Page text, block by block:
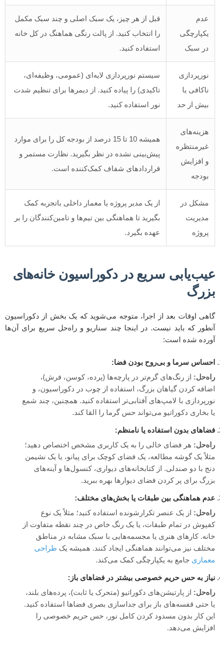
عدم
یکپارچگی
در سبک
قبل از هر چیز، یک سبک اصلی و چند سبک مکمل
را انتخاب کنید. از پالت رنگی هماهنگ در کل خانه
استفاده کنید.
نورپردازی
ناکافی یا
بیش از حد
سیستم نورپردازی لایه‌ای (عمومی، وظیفه‌ای،
تاکیدی) را پیاده کنید. از دیمرها برای تنظیم شدت
نور استفاده کنید.
هزینه‌های
غیرمنتظره
و افزایش
بودجه
همیشه 10 تا 15 درصد از بودجه کل را برای موارد
پیش‌بینی نشده در نظر بگیرید. نظارت مستمر و
قراردادهای شفاف کمک‌کننده است.
مشکل در
مدیریت
پروژه
از یک مدیر پروژه یا معمار داخلی باتجربه کمک
بگیرید تا هماهنگی بین تیم‌ها و تامین‌کنندگان را بر
عهده بگیرد.
عیب‌یابی سریع در دکوراسیون خانه‌های
بزرگ
گاهی اوقات بعد از اجرا، متوجه می‌شوید که یک بخش از دکوراسیون
آنطور که باید نیست. در اینجا چند سناریو و راه‌حل سریع برای آن‌ها
آورده شده است:
احساس سرما و بی‌روح بودن فضا:
راه‌حل: از رنگ‌های گرم‌تر در پارچه‌ها (پرده، کوسن، فرش)،
اضافه کردن گیاهان بزرگ، استفاده از چوب در دکوراسیون، و
نورپردازی با لامپ‌های آفتابی‌تر استفاده کنید. همچنین، چند شمع
یا بخاری دکوراتیو می‌تواند حس گرما را القا کند.
فضاهای بدون استفاده یا نامنظم:
راه‌حل: هر فضای خالی را به یک کاربری مشخص اختصاص دهید؛
مثلاً یک گوشه مطالعه، یک فضای کوچک برای پیانو، یا یک نشیمن
دنج با دو صندلی. از کتابخانه‌های دیواری، کنسول‌ها و آینه‌های
بزرگ برای پر کردن فضای دیوارها بهره ببرید.
عدم هماهنگی بین طبقات یا بخش‌های مختلف:
راه‌حل: از یک عنصر تکرارشونده استفاده کنید؛ مثلاً یک نوع
کفپوش در تمام طبقات، یا یک رنگ خاص در چند نقطه متفاوت از
خانه. کارهای هنری یا مجسمه‌هایی با سبک مشابه در مناطق
مختلف نیز می‌توانند هماهنگی ایجاد کنند. همیشه یک طراحی
معماری جامع به یکپارچگی کمک می‌کند.
نیاز به حس حریم خصوصی بیشتر در فضاهای باز:
راه‌حل: از پارتیشن‌های دکوراتیو (متحرک یا ثابت)، پرده‌های بلند،
یا حتی قفسه‌های باز برای جداسازی بصری فضاها استفاده کنید.
این کار بدون مسدود کردن کامل نور، حس حریم خصوصی را
افزایش می‌دهد.